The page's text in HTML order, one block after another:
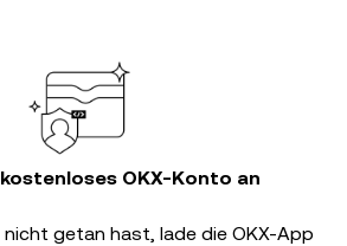
OKX-Konto an
getan hast, lade die OKX-App